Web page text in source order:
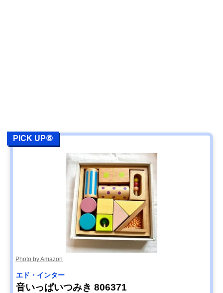
PICK UP⑥
Photo by Amazon
エド・インター
音いっぱいつみき ‎806371